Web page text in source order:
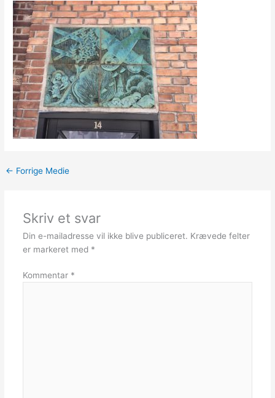
← Forrige Medie
Skriv et svar
Din e-mailadresse vil ikke blive publiceret. Krævede felter
er markeret med *
Kommentar *